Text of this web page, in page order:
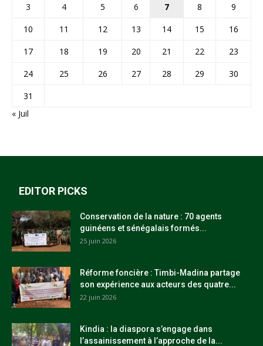
3
4 5 6 7 8
9
10
11 12 13 14 15
16
17
18 19 20 21 22
23
24
25 26 27 28 29
30
31
« Juil
EDITOR PICKS
Conservation de la nature : 70 agents
guinéens et sénégalais formés...
25 juin 2026
Réforme foncière : Timbi-Madina partage
son expérience aux acteurs des quatre...
22 juin 2026
Kindia : la diaspora s’engage dans
l’assainissement à l’approche de la...